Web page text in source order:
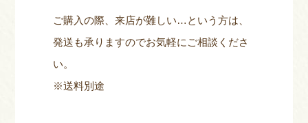
ご購入の際、来店が難しい…という方は、
発送も承りますのでお気軽にご相談くださ
い。
※送料別途